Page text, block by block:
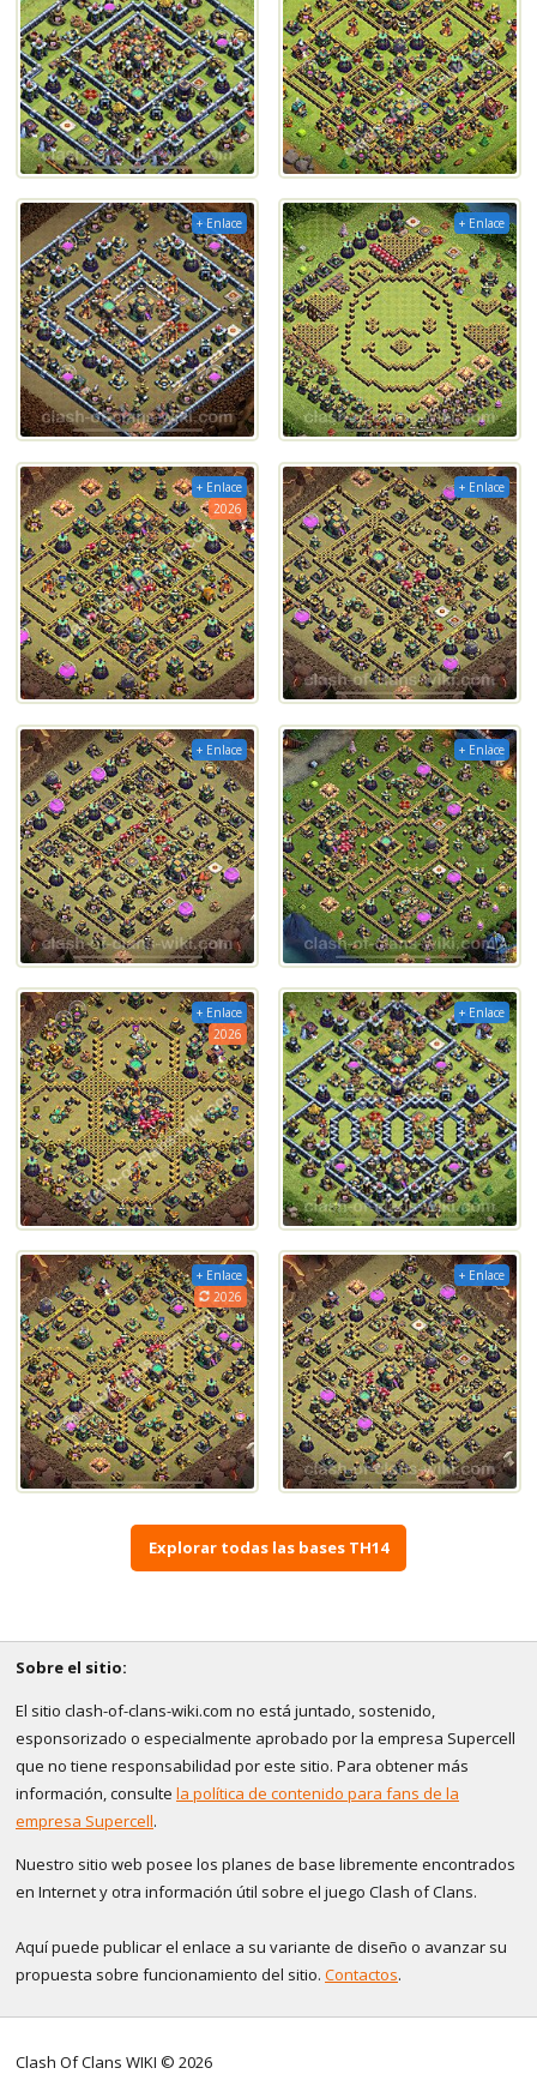
+ Enlace + Enlace
+ Enlace
2026
+ Enlace
+ Enlace + Enlace
+ Enlace
2026
+ Enlace
+ Enlace
2026
+ Enlace
Explorar todas las bases TH14
Sobre el sitio:
El sitio clash-of-clans-wiki.com no está juntado, sostenido,
esponsorizado o especialmente aprobado por la empresa Supercell
que no tiene responsabilidad por este sitio. Para obtener más
información, consulte la política de contenido para fans de la
empresa Supercell.
Nuestro sitio web posee los planes de base libremente encontrados
en Internet y otra información útil sobre el juego Clash of Clans.
Aquí puede publicar el enlace a su variante de diseño o avanzar su
propuesta sobre funcionamiento del sitio. Contactos.
Clash Of Clans WIKI © 2026